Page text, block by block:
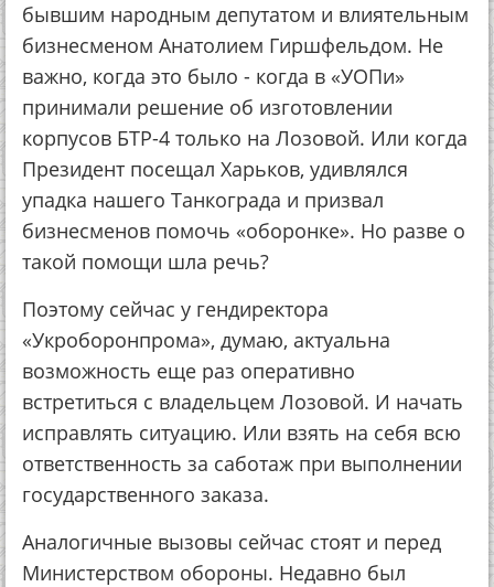
бывшим народным депутатом и влиятельным
бизнесменом Анатолием Гиршфельдом. Не
важно, когда это было - когда в «УОПи»
принимали решение об изготовлении
корпусов БТР-4 только на Лозовой. Или когда
Президент посещал Харьков, удивлялся
упадка нашего Танкограда и призвал
бизнесменов помочь «оборонке». Но разве о
такой помощи шла речь?
Поэтому сейчас у гендиректора
«Укроборонпрома», думаю, актуальна
возможность еще раз оперативно
встретиться с владельцем Лозовой. И начать
исправлять ситуацию. Или взять на себя всю
ответственность за саботаж при выполнении
государственного заказа.
Аналогичные вызовы сейчас стоят и перед
Министерством обороны. Недавно был